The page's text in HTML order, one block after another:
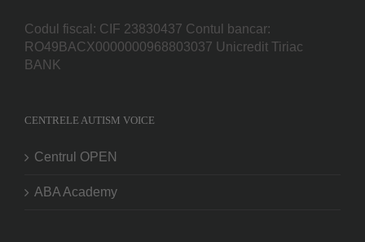
Codul fiscal: CIF 23830437 Contul bancar:
RO49BACX0000000968803037 Unicredit Tiriac
BANK
CENTRELE AUTISM VOICE
Centrul OPEN
ABA Academy